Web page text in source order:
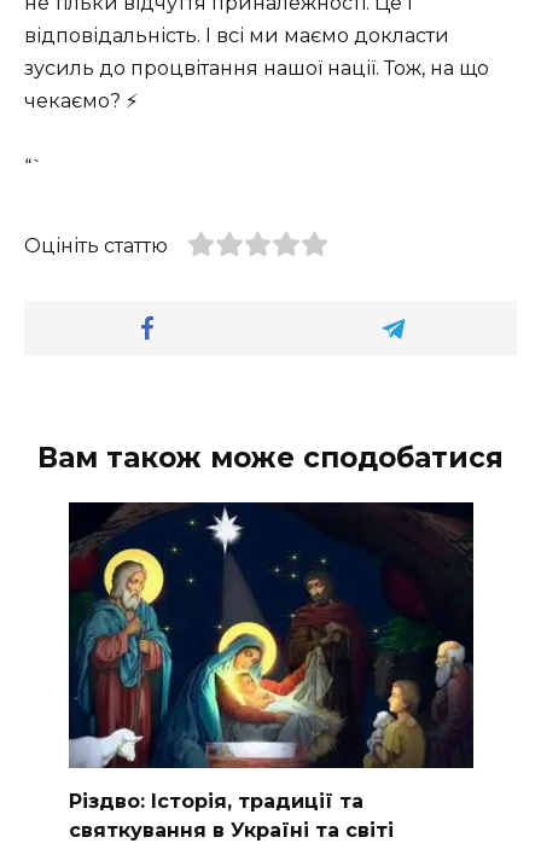
відповідальність. І всі ми маємо докласти
зусиль до процвітання нашої нації. Тож, на що
чекаємо? ⚡
“`
Оцініть статтю
Вам також може сподобатися
Різдво: Історія, традиції та
святкування в Україні та світі